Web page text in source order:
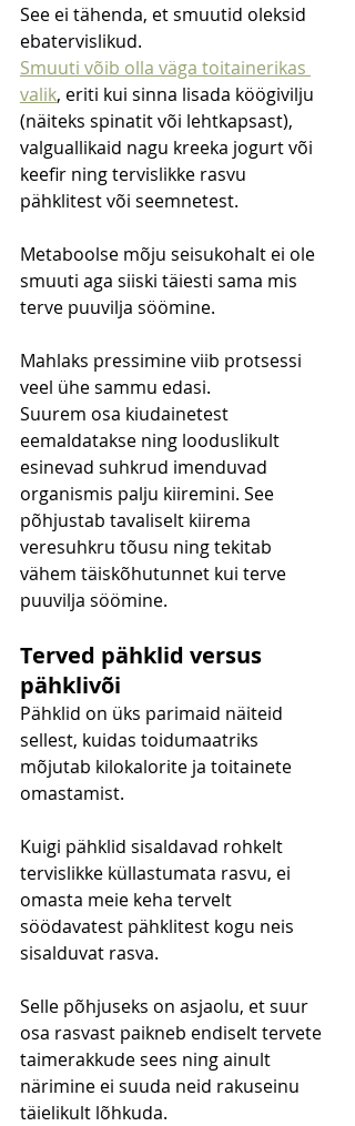
See ei tähenda, et smuutid oleksid
ebatervislikud.
Smuuti võib olla väga toitainerikas
valik, eriti kui sinna lisada köögivilju
(näiteks spinatit või lehtkapsast),
valguallikaid nagu kreeka jogurt või
keefir ning tervislikke rasvu
pähklitest või seemnetest.
Metaboolse mõju seisukohalt ei ole
smuuti aga siiski täiesti sama mis
terve puuvilja söömine.
Mahlaks pressimine viib protsessi
veel ühe sammu edasi.
Suurem osa kiudainetest
eemaldatakse ning looduslikult
esinevad suhkrud imenduvad
organismis palju kiiremini. See
põhjustab tavaliselt kiirema
veresuhkru tõusu ning tekitab
vähem täiskõhutunnet kui terve
puuvilja söömine.
Terved pähklid versus
pähklivõi
Pähklid on üks parimaid näiteid
sellest, kuidas toidumaatriks
mõjutab kilokalorite ja toitainete
omastamist.
Kuigi pähklid sisaldavad rohkelt
tervislikke küllastumata rasvu, ei
omasta meie keha tervelt
söödavatest pähklitest kogu neis
sisalduvat rasva.
Selle põhjuseks on asjaolu, et suur
osa rasvast paikneb endiselt tervete
taimerakkude sees ning ainult
närimine ei suuda neid rakuseinu
täielikult lõhkuda.